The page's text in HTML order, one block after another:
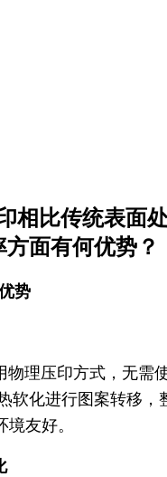
相比传统表面
面有何优势？
势
物理压印方式，无需
软化进行图案转移，
友好。